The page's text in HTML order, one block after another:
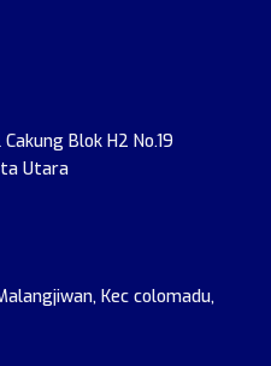
Blok H2 No.19
Utara
Kec colomadu,